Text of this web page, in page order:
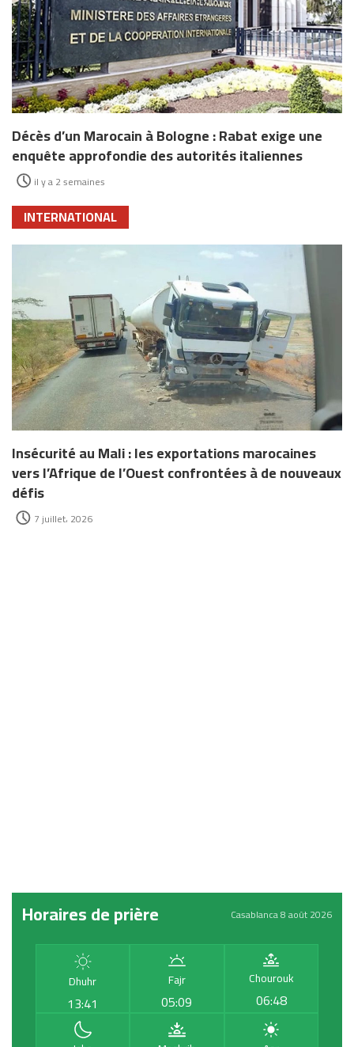
Décès d’un Marocain à Bologne : Rabat exige une
enquête approfondie des autorités italiennes
il y a 2 semaines
INTERNATIONAL
Insécurité au Mali : les exportations marocaines
vers l’Afrique de l’Ouest confrontées à de nouveaux
défis
7 juillet، 2026